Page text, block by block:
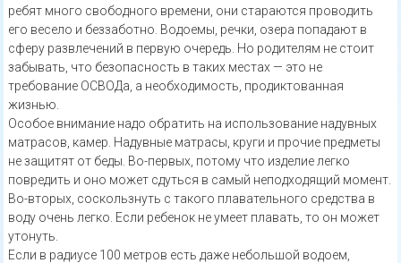
ребят много свободного времени, они стараются проводить
его весело и беззаботно. Водоемы, речки, озера попадают в
сферу развлечений в первую очередь. Но родителям не стоит
забывать, что безопасность в таких местах — это не
требование ОСВОДа, а необходимость, продиктованная
жизнью.
Особое внимание надо обратить на использование надувных
матрасов, камер. Надувные матрасы, круги и прочие предметы
не защитят от беды. Во-первых, потому что изделие легко
повредить и оно может сдуться в самый неподходящий момент.
Во-вторых, соскользнуть с такого плавательного средства в
воду очень легко. Если ребенок не умеет плавать, то он может
утонуть.
Если в радиусе 100 метров есть даже небольшой водоем,